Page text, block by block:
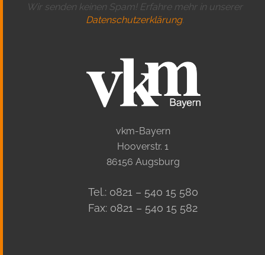
Wir senden keinen Spam! Erfahre mehr in unserer
Datenschutzerklärung.
vkm-Bayern
Hooverstr. 1
86156 Augsburg
Tel.: 0821 – 540 15 580
Fax: 0821 – 540 15 582